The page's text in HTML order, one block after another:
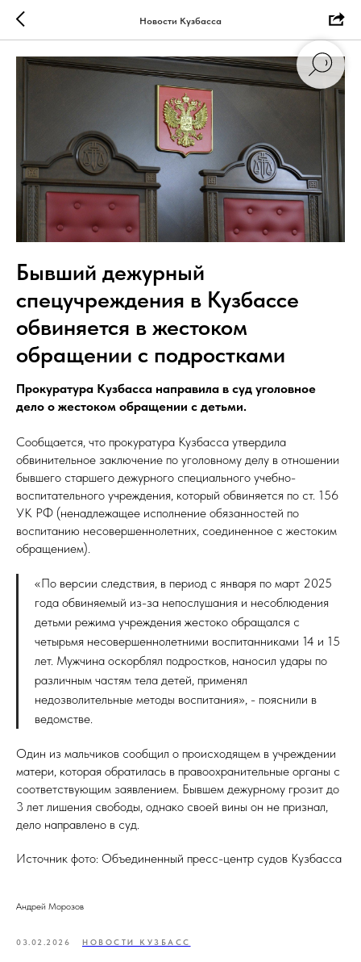
Новости Кузбасса
Бывший дежурный
спецучреждения в Кузбассе
обвиняется в жестоком
обращении с подростками
Прокуратура Кузбасса направила в суд уголовное
дело о жестоком обращении с детьми.
Сообщается, что прокуратура Кузбасса утвердила
обвинительное заключение по уголовному делу в отношении
бывшего старшего дежурного специального учебно-
воспитательного учреждения, который обвиняется по ст. 156
УК РФ (ненадлежащее исполнение обязанностей по
воспитанию несовершеннолетних, соединенное с жестоким
обращением).
«По версии следствия, в период с января по март 2025
года обвиняемый из-за непослушания и несоблюдения
детьми режима учреждения жестоко обращался с
четырьмя несовершеннолетними воспитанниками 14 и 15
лет. Мужчина оскорблял подростков, наносил удары по
различным частям тела детей, применял
недозволительные методы воспитания», - пояснили в
ведомстве.
Один из мальчиков сообщил о происходящем в учреждении
матери, которая обратилась в правоохранительные органы с
соответствующим заявлением. Бывшем дежурному грозит до
3 лет лишения свободы, однако своей вины он не признал,
дело направлено в суд.
Источник фото: Объединенный пресс-центр судов Кузбасса
Андрей Морозов
03.02.2026 НОВОСТИ КУЗБАСС